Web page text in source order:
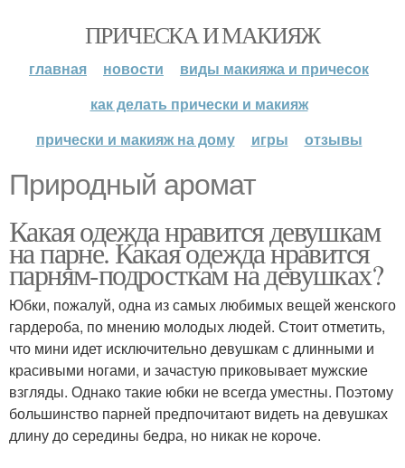
ПРИЧЕСКА И МАКИЯЖ
главная новости
виды макияжа и причесок
как делать прически и макияж
прически и макияж на дому
игры отзывы
Природный аромат
Какая одежда нравится девушкам
на парне. Какая одежда нравится
парням-подросткам на девушках?
Юбки, пожалуй, одна из самых любимых вещей женского
гардероба, по мнению молодых людей. Стоит отметить,
что мини идет исключительно девушкам с длинными и
красивыми ногами, и зачастую приковывает мужские
взгляды. Однако такие юбки не всегда уместны. Поэтому
большинство парней предпочитают видеть на девушках
длину до середины бедра, но никак не короче.